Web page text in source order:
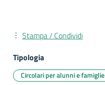
Stampa / Condividi
Tipologia
Circolari per alunni e famiglie